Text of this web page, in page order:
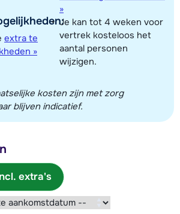
extra te
»
»
Je kan tot 4 weken voor
vertrek kosteloos het
aantal personen
wijzigen.
kosten zijn met zorg
blijven indicatief.
extra's